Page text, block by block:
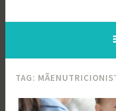
TAG: